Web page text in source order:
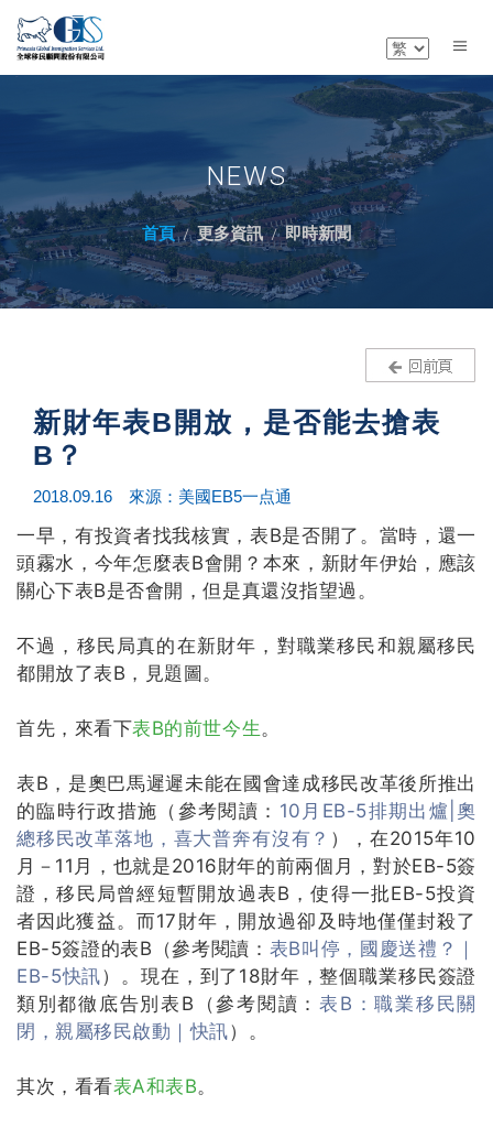
NEWS
首頁 更多資訊 即時新聞
新財年表B開放，是否能去搶表
B？
2018.09.16 來源：美國EB5一点通
一早，有投資者找我核實，表B是否開了。 當時，還一
頭霧水，今年怎麼表B會開？ 本來，新財年伊始，應該
關心下表B是否會開，但是真還沒指望過。
不過，移民局真的在新財年，對職業移民和親屬移民
都開放了表B，見題圖。
首先，來看下表B的前世今生。
表B，是奧巴馬遲遲未能在國會達成移民改革後所推出
的臨時行政措施（參考閱讀： 10月EB-5排期出爐|奧
總移民改革落地，喜大普奔有沒有？ ），在2015年10
月－11月，也就是2016財年的前兩個月，對於EB-5簽
證，移民局曾經短暫開放過表B，使得一批EB-5投資
者因此獲益。 而17財年，開放過卻及時地僅僅封殺了
EB-5簽證的表B（參考閱讀： 表B叫停，國慶送禮？｜
EB-5快訊）。 現在，到了18財年，整個職業移民簽證
類別都徹底告別表B（參考閱讀：表B：職業移民關
閉，親屬移民啟動｜快訊）。
其次，看看表A和表B。